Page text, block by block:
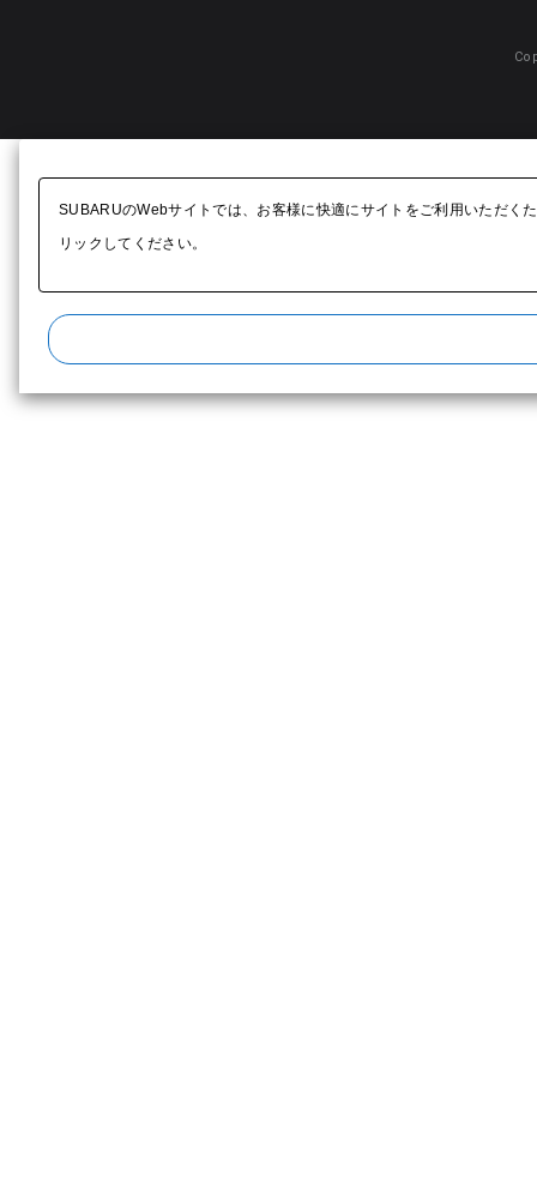
SUBARUのWebサイトでは、お客様に快適にサイトをご利用いただく
リックしてください。​